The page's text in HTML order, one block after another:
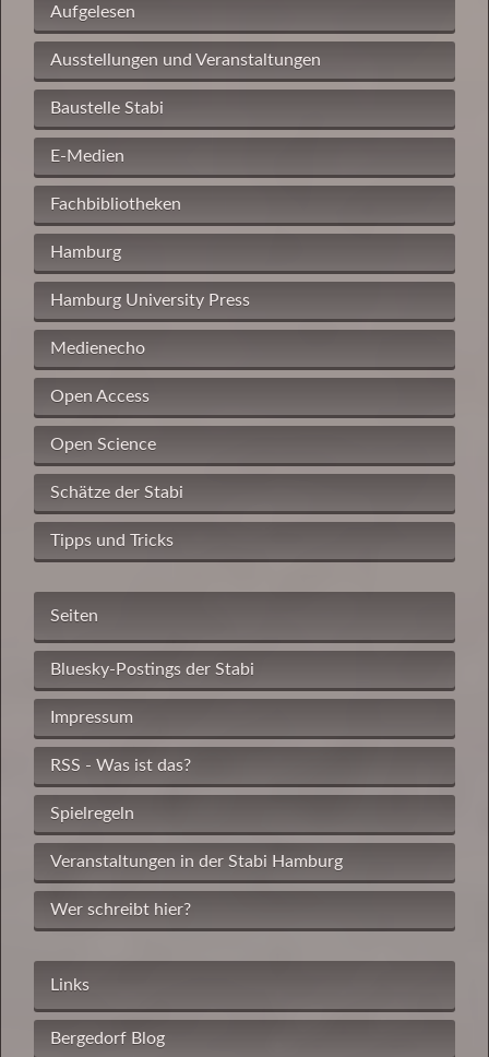
Aufgelesen
Ausstellungen und Veranstaltungen
Baustelle Stabi
E-Medien
Fachbibliotheken
Hamburg
Hamburg University Press
Medienecho
Open Access
Open Science
Schätze der Stabi
Tipps und Tricks
Seiten
Bluesky-Postings der Stabi
Impressum
RSS - Was ist das?
Spielregeln
Veranstaltungen in der Stabi Hamburg
Wer schreibt hier?
Links
Bergedorf Blog